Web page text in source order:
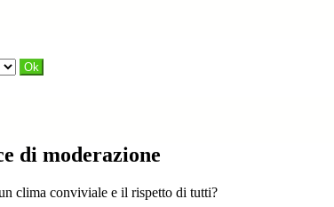
di moderazione
clima conviviale e il rispetto di tutti?